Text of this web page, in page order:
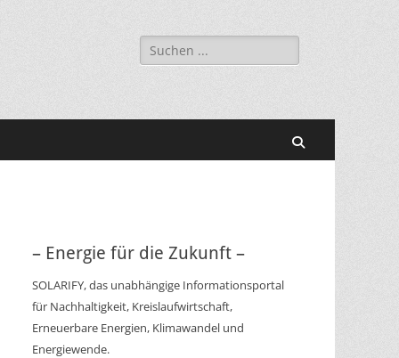
Suchen
nach:
– Energie für die Zukunft –
SOLARIFY, das unabhängige Informationsportal
für Nachhaltigkeit, Kreislaufwirtschaft,
Erneuerbare Energien, Klimawandel und
Energiewende.